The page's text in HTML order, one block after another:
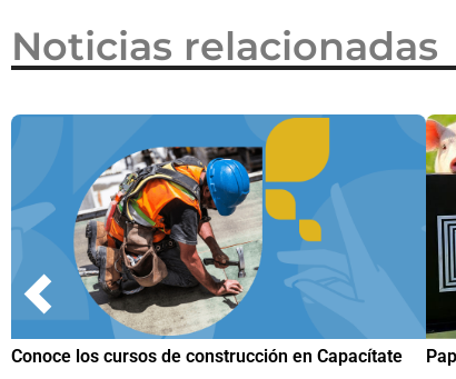
Noticias relacionadas
Papuchis y el Sueño Michoacano como